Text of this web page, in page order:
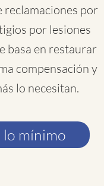
reclamaciones por
por lesiones
basa en restaurar
compensación y
lo necesitan.
mínimo